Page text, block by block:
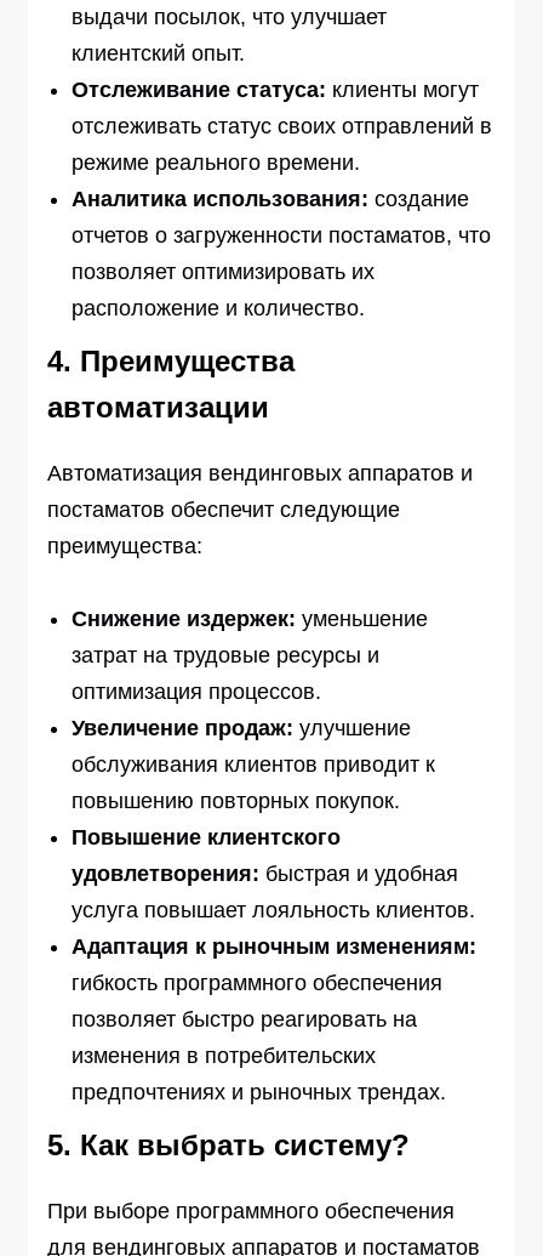
выдачи посылок, что улучшает
клиентский опыт.
Отслеживание статуса: клиенты могут
отслеживать статус своих отправлений в
режиме реального времени.
Аналитика использования: создание
отчетов о загруженности постаматов, что
позволяет оптимизировать их
расположение и количество.
4. Преимущества
автоматизации
Автоматизация вендинговых аппаратов и
постаматов обеспечит следующие
преимущества:
Снижение издержек: уменьшение
затрат на трудовые ресурсы и
оптимизация процессов.
Увеличение продаж: улучшение
обслуживания клиентов приводит к
повышению повторных покупок.
Повышение клиентского
удовлетворения: быстрая и удобная
услуга повышает лояльность клиентов.
Адаптация к рыночным изменениям:
гибкость программного обеспечения
позволяет быстро реагировать на
изменения в потребительских
предпочтениях и рыночных трендах.
5. Как выбрать систему?
При выборе программного обеспечения
для вендинговых аппаратов и постаматов